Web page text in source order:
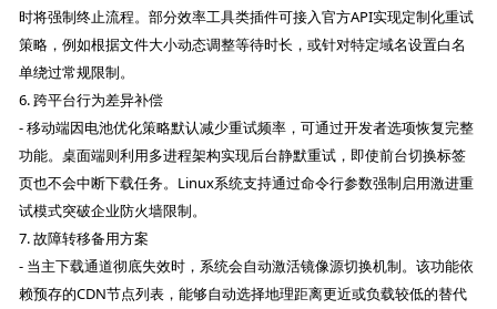
时将强制终止流程。部分效率工具类插件可接入官方API实现定制化重试
策略，例如根据文件大小动态调整等待时长，或针对特定域名设置白名
单绕过常规限制。
6. 跨平台行为差异补偿
- 移动端因电池优化策略默认减少重试频率，可通过开发者选项恢复完整
功能。桌面端则利用多进程架构实现后台静默重试，即使前台切换标签
页也不会中断下载任务。Linux系统支持通过命令行参数强制启用激进重
试模式突破企业防火墙限制。
7. 故障转移备用方案
- 当主下载通道彻底失效时，系统会自动激活镜像源切换机制。该功能依
赖预存的CDN节点列表，能够自动选择地理距离更近或负载较低的替代